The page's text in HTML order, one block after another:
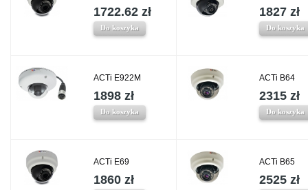
1722.62 zł
Do koszyka
1827 zł
Do koszyka
ACTi E922M
1898 zł
Do koszyka
ACTi B64
2315 zł
Do koszyka
ACTi E69
1860 zł
ACTi B65
2525 zł